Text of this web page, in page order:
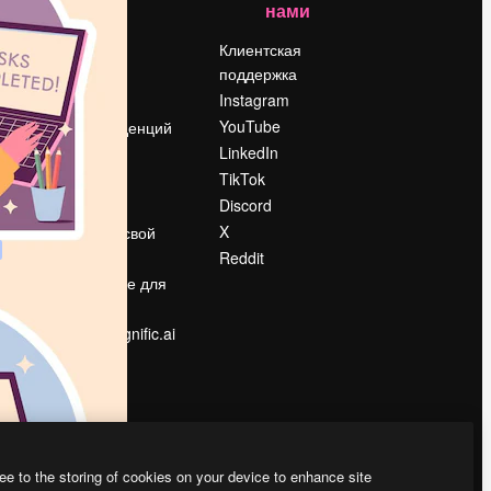
Цены
О нас
Reviews
Вакансии
Поиск тенденций
Блог
События
Slidesgo
Продайте свой
Помещение для
Ищете magnific.ai
нами
Клиентская
поддержка
Instagram
YouTube
LinkedIn
TikTok
Discord
X
Reddit
to the storing of cookies on your device to enhance site